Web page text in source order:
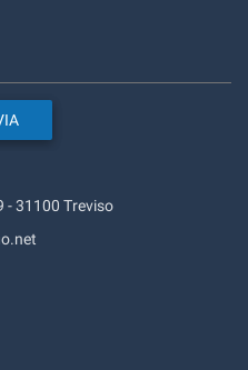
- 31100 Treviso